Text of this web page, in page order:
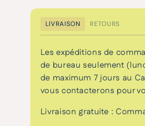
LIVRAISON RETOURS
Les expéditions de
de bureau seulement
de maximum 7 jours au
vous contacterons pour
Livraison gratuite :